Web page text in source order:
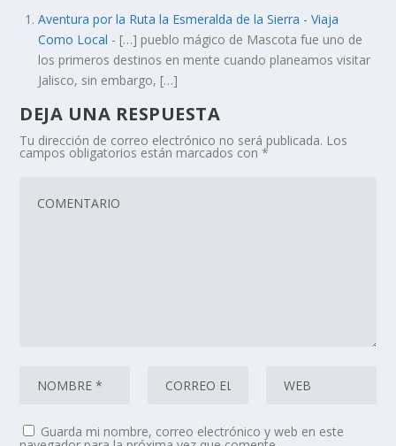
Aventura por la Ruta la Esmeralda de la Sierra - Viaja
Como Local - […] pueblo mágico de Mascota fue uno de
los primeros destinos en mente cuando planeamos visitar
Jalisco, sin embargo, […]
DEJA UNA RESPUESTA
Tu dirección de correo electrónico no será publicada. Los
campos obligatorios están marcados con*
Guarda mi nombre, correo electrónico y web en este